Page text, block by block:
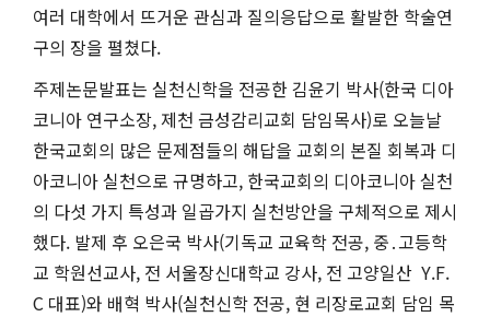
여러 대학에서 뜨거운 관심과 질의응답으로 활발한 학술연
구의 장을 펼쳤다.
주제논문발표는 실천신학을 전공한 김윤기 박사(한국 디아
코니아 연구소장, 제천 금성감리교회 담임목사)로 오늘날
한국교회의 많은 문제점들의 해답을 교회의 본질 회복과 디
아코니아 실천으로 규명하고, 한국교회의 디아코니아 실천
의 다섯 가지 특성과 일곱가지 실천방안을 구체적으로 제시
했다. 발제 후 오은국 박사(기독교 교육학 전공, 중․고등학
교 학원선교사, 전 서울장신대학교 강사, 전 고양일산 Y.F.
C 대표)와 배혁 박사(실천신학 전공, 현 리장로교회 담임 목